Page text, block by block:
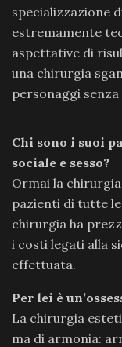
specializzazione
estremamente
aspettative di
una chirurgia
personaggi
Chi sono i suoi
sociale e sesso?
Ormai la
pazienti di tutte
chirurgia ha
i costi legati alla
effettuata.
Per lei è
La chirurgia
ma di armonia: